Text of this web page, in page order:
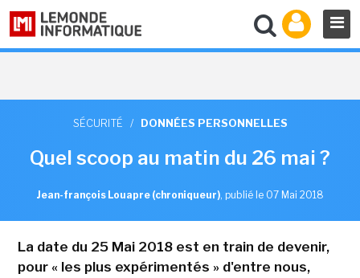
SÉCURITÉ / DONNÉES PERSONNELLES
Quel scoop au matin du 26 mai ?
Jean-françois Louapre (chroniqueur), publié le 07 Mai 2018
La date du 25 Mai 2018 est en train de devenir,
pour « les plus expérimentés » d'entre nous,